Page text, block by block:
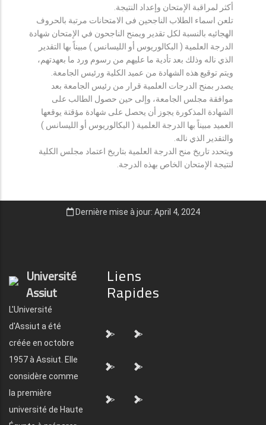
أكثر لمراقبة الإمتحان وإعداد النتيجة.
تلعن اسماء الطلاب الناجحين فى الامتحانات مرتبة بالحروف
الهجائيه بالنسبة لكل تقدير ويمنح الناجحون في الإمتحان شهادة
الدرجة العلمية ( البكالوريوس أو الليسانس ) مبيناً بها التقدير
الذي ناله وذلك بعد تأدية ما عليهم من رسوم ورد ما بعهدتهم،
ويتم توقيع هذه الشهادة من عميد الكلية ورئيس الجامعة.
يصدر بمنح الدرجات العلمية قرار من رئيس الجامعة بعد
موافقة مجلس الجامعة، وإلى حين حصول الطالب على
الشهادة المذكورة يجوز أن يحصل على شهادة مؤقتة يوقعها
العميد مبيناً بها الدرجة العلمية ( البكالوريوس أو الليسانس )
والتقدير الذي ناله.
ويتحدد تاريخ منح الدرجة العلمية بتاريخ اعتماد مجلس الكلية
لنتيجة الإمتحان الخاص بهذه الدرجة.
Dernière mise à jour: April 4, 2024
Université
Assiut
L'Université
d'Assiut a été
créée en octobre
1957 à Assiut. Elle
considère comme
la première
université de Haute
Liens
Rapides
"> ">
"> ">
"> ">